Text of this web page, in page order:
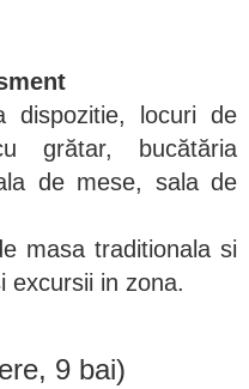
dispozitie, locuri de
grătar, bucătăria
de mese, sala de
masa traditionala si
excursii in zona.
9 bai)